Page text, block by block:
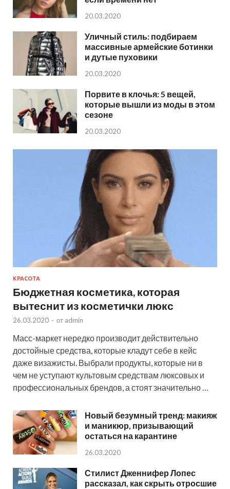
20.03.2020
Уличный стиль: подбираем
массивные армейские ботинки
и дутые пуховики
20.03.2020
Порвите в клочья: 5 вещей,
которые вышли из моды в этом
сезоне
20.03.2020
КРАСОТА
Бюджетная косметика, которая
вытеснит из косметички люкс
26.03.2020 - от admin
Масс-маркет нередко производит действительно
достойные средства, которые кладут себе в кейс
даже визажисты. Выбрали продукты, которые ни в
чем не уступают культовым средствам люксовых и
профессиональных брендов, а стоят значительно …
Новый безумный тренд: макияж
и маникюр, призывающий
остаться на карантине
26.03.2020
Стилист Дженнифер Лопес
рассказал, как скрыть отросшие